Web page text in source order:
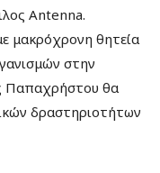
Antenna.
μακρόχρονη θητεία
στην
Παπαχρήστου θα
δραστηριοτήτων